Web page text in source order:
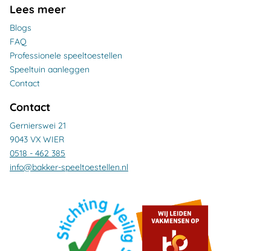
Lees meer
Blogs
FAQ
Professionele speeltoestellen
Speeltuin aanleggen
Contact
Contact
Gernierswei 21
9043 VX WIER
0518 - 462 385
info@bakker-speeltoestellen.nl